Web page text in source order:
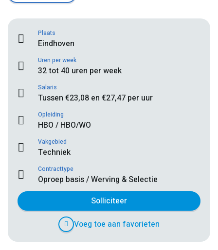
Plaats
Eindhoven
Uren per week
32 tot 40 uren per week
Salaris
Tussen €23,08 en €27,47 per uur
Opleiding
HBO / HBO/WO
Vakgebied
Techniek
Contracttype
Oproep basis / Werving & Selectie
Solliciteer
Voeg toe aan favorieten